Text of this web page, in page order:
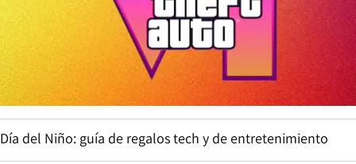
Día del Niño: guía de regalos tech y de entretenimiento